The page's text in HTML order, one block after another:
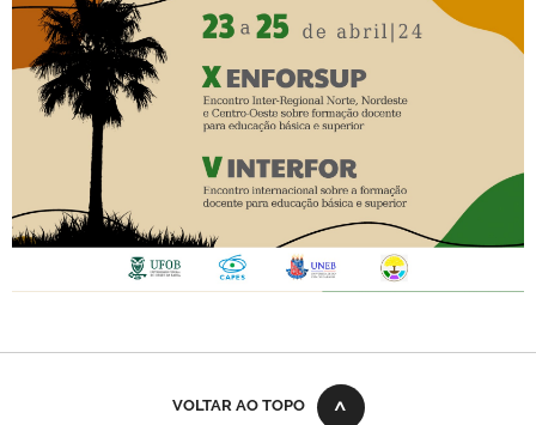
VOLTAR AO TOPO